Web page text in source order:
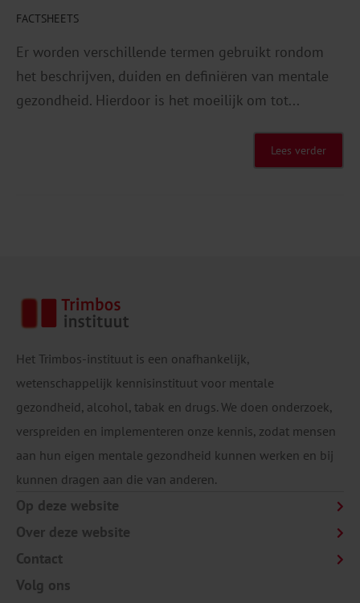
FACTSHEETS
Er worden verschillende termen gebruikt rondom
het beschrijven, duiden en definiëren van mentale
gezondheid. Hierdoor is het moeilijk om tot...
Lees verder
Het Trimbos-instituut is een onafhankelijk,
wetenschappelijk kennisinstituut voor mentale
gezondheid, alcohol, tabak en drugs. We doen onderzoek,
verspreiden en implementeren onze kennis, zodat mensen
aan hun eigen mentale gezondheid kunnen werken en bij
kunnen dragen aan die van anderen.
Op deze website
Over deze website
Contact
Volg ons